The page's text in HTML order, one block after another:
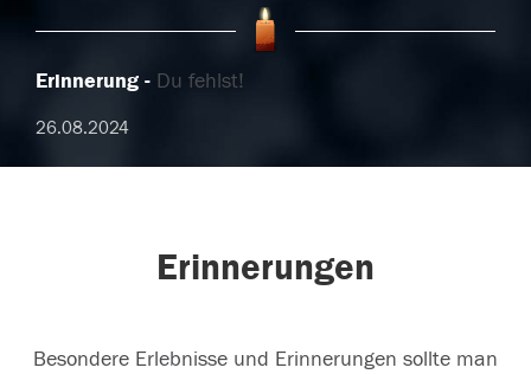
Erinnerung Du fehlst!
26.08.2024
Erinnerungen
Besondere Erlebnisse und Erinnerungen sollte man